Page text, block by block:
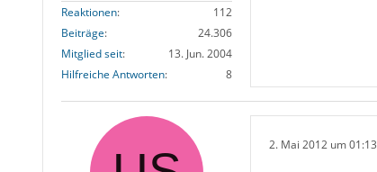
Reaktionen
112
Beiträge
24.306
Mitglied seit
13. Jun. 2004
Hilfreiche Antworten
8
2. Mai 2012 um 01:13